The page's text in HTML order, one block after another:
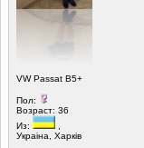
VW Passat B5+
Пол:
Возраст: 36
Из:
Украiна, Харкiв